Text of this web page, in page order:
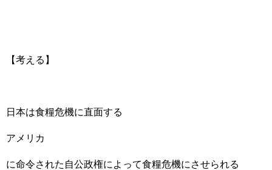
【考える】
日本は食糧危機に直面する
アメリカ
に命令された自公政権によって食糧危機にさせられる